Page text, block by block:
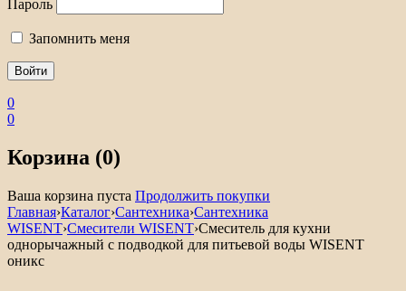
Пароль
Запомнить меня
0
0
Корзина (0)
Ваша корзина пуста Продолжить покупки
Главная›Каталог›Сантехника›Сантехника
WISENT›Смесители WISENT›Смеситель для кухни
однорычажный с подводкой для питьевой воды WISENT
оникс